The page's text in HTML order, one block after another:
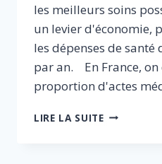
les meilleurs soins
un levier d'économie,
les dépenses de
par an. En France, on
proportion d'actes
LIRE LA SUITEPERTINENCE